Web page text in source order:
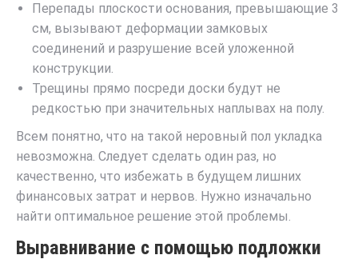
Перепады плоскости основания, превышающие 3
см, вызывают деформации замковых
соединений и разрушение всей уложенной
конструкции.
Трещины прямо посреди доски будут не
редкостью при значительных наплывах на полу.
Всем понятно, что на такой неровный пол укладка
невозможна. Следует сделать один раз, но
качественно, что избежать в будущем лишних
финансовых затрат и нервов. Нужно изначально
найти оптимальное решение этой проблемы.
Выравнивание с помощью подложки